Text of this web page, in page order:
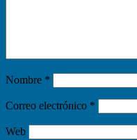
Nombre *
Correo electrónico *
Web